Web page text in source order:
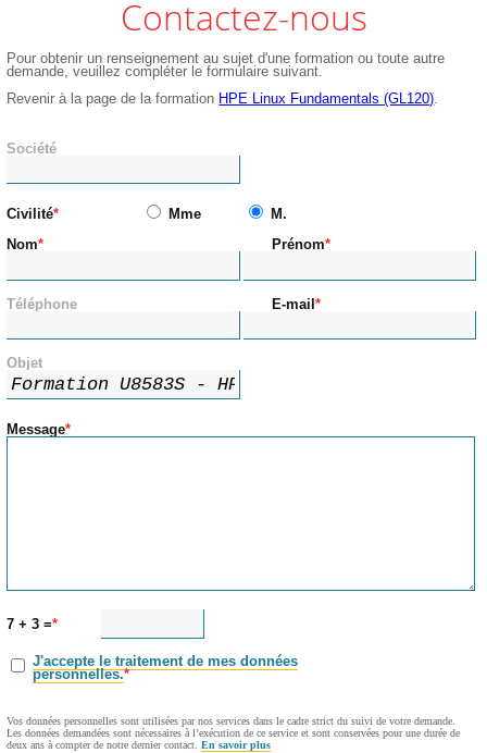
Contactez-nous
Pour obtenir un renseignement au sujet d'une formation ou toute autre
demande, veuillez compléter le formulaire suivant.
Revenir à la page de la formation HPE Linux Fundamentals (GL120)
Société
Civilité Mme
M.
Nom
Prénom
Téléphone E-mail
Objet
Message
7 + 3 =
J'accepte le traitement de mes données
personnelles.
Vos données personnelles sont utilisées par nos services dans le cadre strict du suivi de votre demande.
Les données demandées sont nécessaires à l’exécution de ce service et sont conservées pour une durée de
deux ans à compter de notre dernier contact.En savoir plus